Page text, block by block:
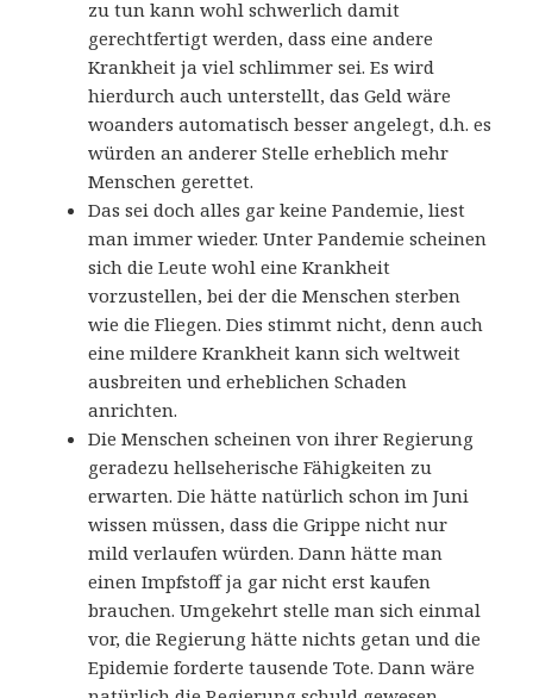
zu tun kann wohl schwerlich damit
gerechtfertigt werden, dass eine andere
Krankheit ja viel schlimmer sei. Es wird
hierdurch auch unterstellt, das Geld wäre
woanders automatisch besser angelegt, d.h. es
würden an anderer Stelle erheblich mehr
Menschen gerettet.
Das sei doch alles gar keine Pandemie, liest
man immer wieder. Unter Pandemie scheinen
sich die Leute wohl eine Krankheit
vorzustellen, bei der die Menschen sterben
wie die Fliegen. Dies stimmt nicht, denn auch
eine mildere Krankheit kann sich weltweit
ausbreiten und erheblichen Schaden
anrichten.
Die Menschen scheinen von ihrer Regierung
geradezu hellseherische Fähigkeiten zu
erwarten. Die hätte natürlich schon im Juni
wissen müssen, dass die Grippe nicht nur
mild verlaufen würden. Dann hätte man
einen Impfstoff ja gar nicht erst kaufen
brauchen. Umgekehrt stelle man sich einmal
vor, die Regierung hätte nichts getan und die
Epidemie forderte tausende Tote. Dann wäre